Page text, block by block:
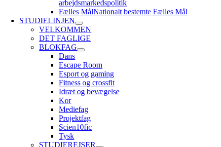
arbejdsmarkedspolitik
Fælles MålNationalt bestemte Fælles Mål
STUDIELINJEN
VELKOMMEN
DET FAGLIGE
BLOKFAG
Dans
Escape Room
Esport og gaming
Fitness og crossfit
Idræt og bevægelse
Kor
Mediefag
Projektfag
Scien10fic
Tysk
STUDIEREJSER